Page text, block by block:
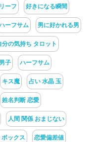
ーフ 好きになる瞬間
ーフサム 男に好かれる男
分の気持ち タロット
子 ハーフサム
キス魔 占い 水晶 玉
姓名判断 恋愛
人間 関係 おまじない
ックス 恋愛偏差値